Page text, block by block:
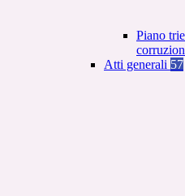
Piano
Atti generali 57